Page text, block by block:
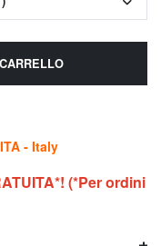
- Italy
(*Per ordini